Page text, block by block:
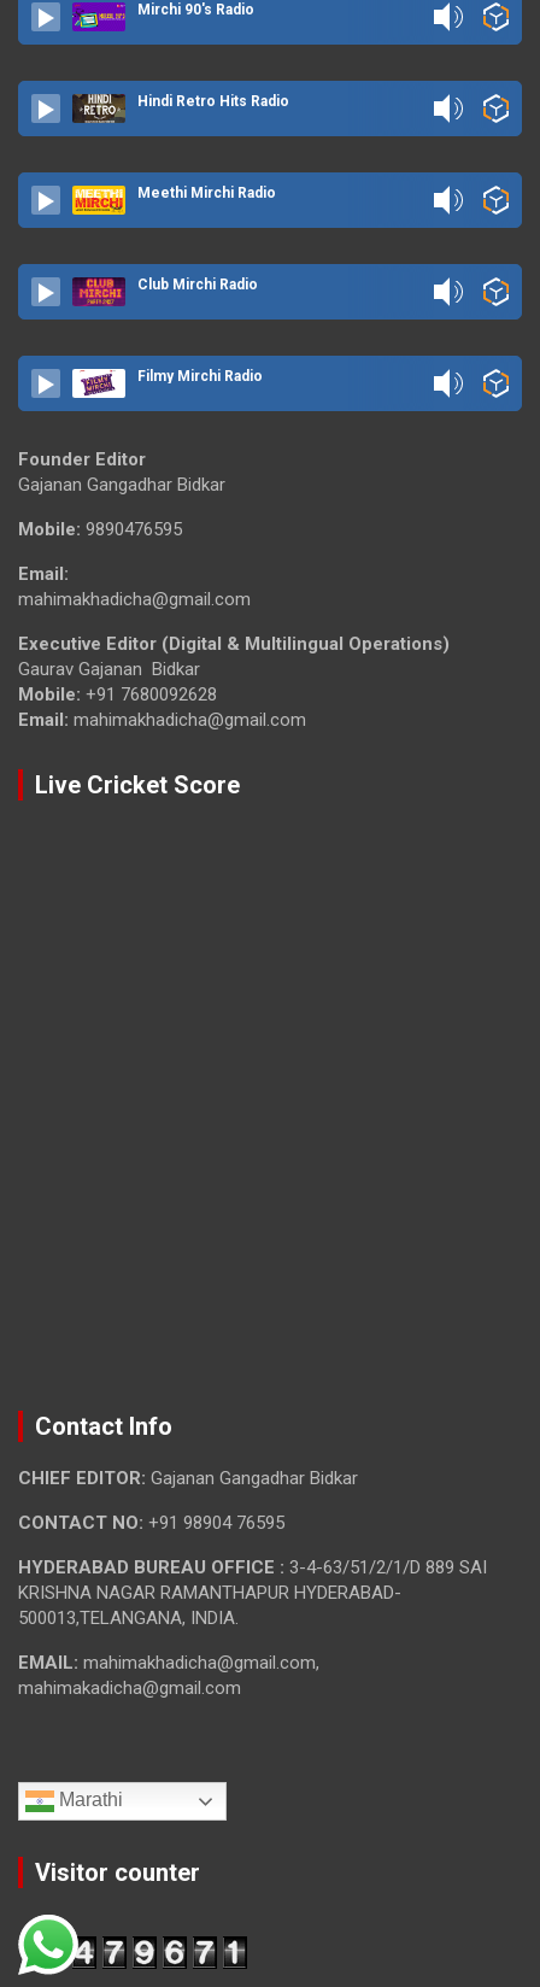
Mirchi 90's Radio
Hindi Retro Hits Radio
Meethi Mirchi Radio
Club Mirchi Radio
Filmy Mirchi Radio
Founder Editor
Gajanan Gangadhar Bidkar
Mobile: 9890476595
Email:
mahimakhadicha@gmail.com
Executive Editor (Digital & Multilingual Operations)
Gaurav Gajanan Bidkar
Mobile: +91 7680092628
Email: mahimakhadicha@gmail.com
Live Cricket Score
Contact Info
CHIEF EDITOR: Gajanan Gangadhar Bidkar
CONTACT NO: +91 98904 76595
HYDERABAD BUREAU OFFICE : 3-4-63/51/2/1/D 889 SAI
KRISHNA NAGAR RAMANTHAPUR HYDERABAD-
500013,TELANGANA, INDIA.
EMAIL: mahimakhadicha@gmail.com,
mahimakadicha@gmail.com
Marathi
Visitor counter